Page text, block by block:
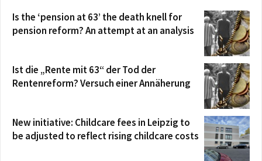
Is the ‘pension at 63’ the death knell for
pension reform? An attempt at an analysis
Ist die „Rente mit 63“ der Tod der
Rentenreform? Versuch einer Annäherung
New initiative: Childcare fees in Leipzig to
be adjusted to reflect rising childcare costs